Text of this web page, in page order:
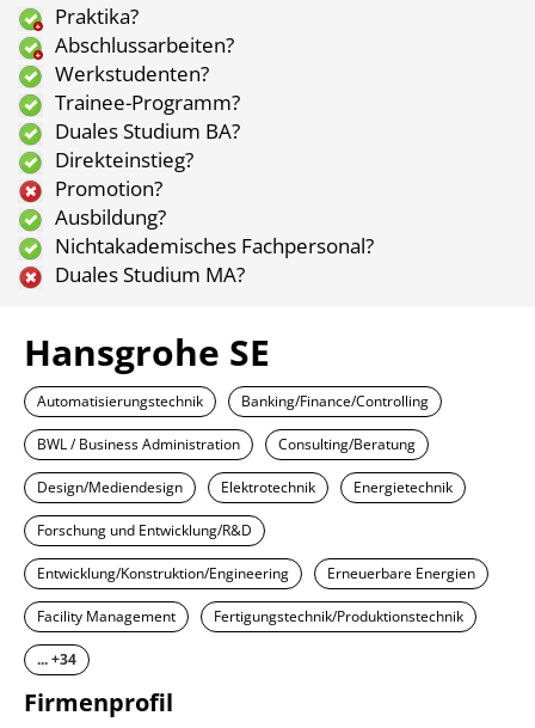
Praktika?
Abschlussarbeiten?
Werkstudenten?
Trainee-Programm?
Duales Studium BA?
Direkteinstieg?
Promotion?
Ausbildung?
Nichtakademisches Fachpersonal?
Duales Studium MA?
Hansgrohe SE
Automatisierungstechnik Banking/Finance/Controlling
BWL / Business Administration Consulting/Beratung
Design/Mediendesign Elektrotechnik Energietechnik
Forschung und Entwicklung/R&D
Entwicklung/Konstruktion/Engineering Erneuerbare Energien
Facility Management Fertigungstechnik/Produktionstechnik
... +34
Firmenprofil